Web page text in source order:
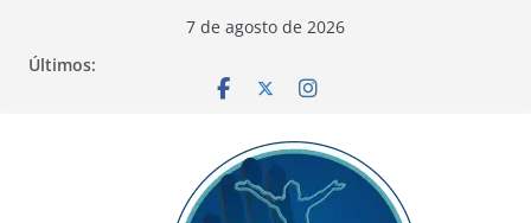
7 de agosto de 2026
Últimos: